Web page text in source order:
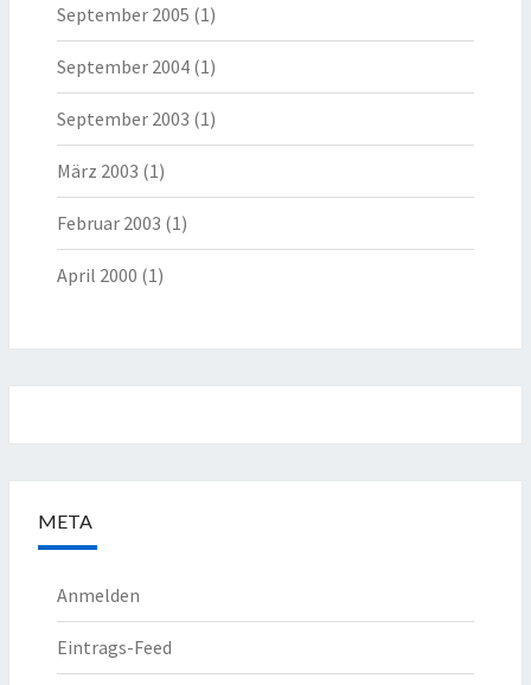
September 2005 (1)
September 2004 (1)
September 2003 (1)
März 2003 (1)
Februar 2003 (1)
April 2000 (1)
META
Anmelden
Eintrags-Feed